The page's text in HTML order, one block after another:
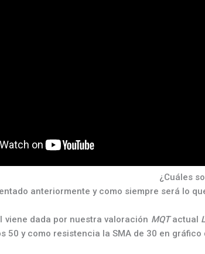
¿Cuáles
anteriormente y como siempre será lo
viene dada por nuestra valoración MQTactual
50 y como resistencia la SMA de 30 en gráfico